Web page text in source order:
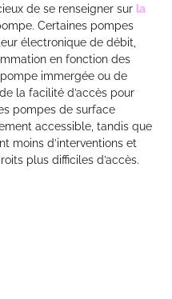
de se renseigner sur la
Certaines pompes
électronique de débit,
en fonction des
immergée ou de
la facilité d’accès pour
pompes de surface
accessible, tandis que
moins d’interventions et
plus difficiles d’accès.